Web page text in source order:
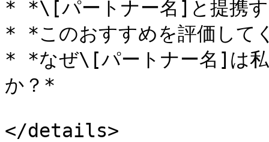
* *\[パートナー名]と提携す
* *このおすすめを評価して
* *なぜ\[パートナー名]は私
か？*
</details>